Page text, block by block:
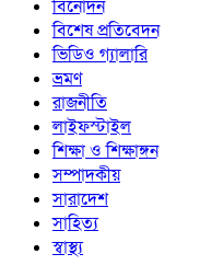
বিনোদন
বিশেষ প্রতিবেদন
ভিডিও গ্যালারি
ভ্রমণ
রাজনীতি
লাইফস্টাইল
শিক্ষা ও শিক্ষাঙ্গন
সম্পাদকীয়
সারাদেশ
সাহিত্য
স্বাস্থ্য